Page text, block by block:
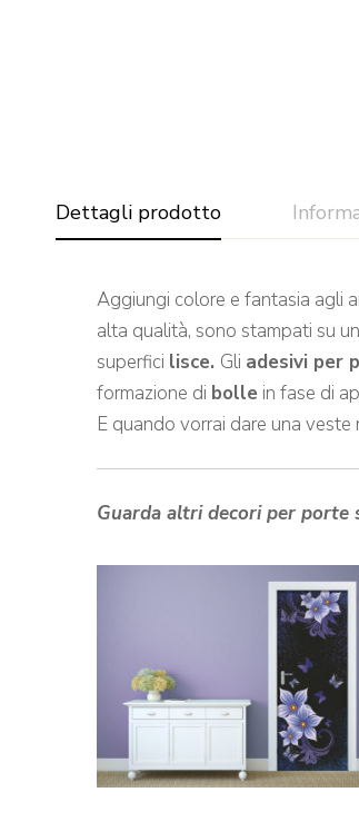
Dettagli prodotto
Aggiungi colore e fantasia agli
alta qualità, sono stampati su
superfici lisce. Gli adesivi per
formazione di bolle in fase di
E quando vorrai dare una
Guarda altri decori per porte